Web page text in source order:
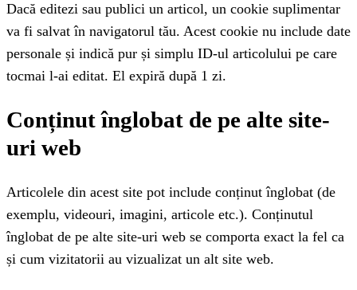
Dacă editezi sau publici un articol, un cookie suplimentar
va fi salvat în navigatorul tău. Acest cookie nu include date
personale și indică pur și simplu ID-ul articolului pe care
tocmai l-ai editat. El expiră după 1 zi.
Conținut înglobat de pe alte site-
uri web
Articolele din acest site pot include conținut înglobat (de
exemplu, videouri, imagini, articole etc.). Conținutul
înglobat de pe alte site-uri web se comporta exact la fel ca
și cum vizitatorii au vizualizat un alt site web.